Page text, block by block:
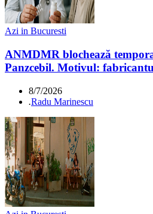
Azi in Bucuresti
ANMDMR blochează
Panzcebil. Motivul:
8/7/2026
.Radu Marinescu